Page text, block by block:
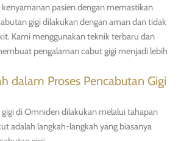
pasien dengan memastikan
gigi dilakukan dengan aman dan tidak
Kami menggunakan teknik terbaru dan
pengalaman cabut gigi menjadi lebih
dalam Proses Pencabutan Gigi
di Omniden dilakukan melalui tahapan
adalah langkah-langkah yang biasanya